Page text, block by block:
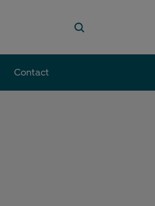
Contact